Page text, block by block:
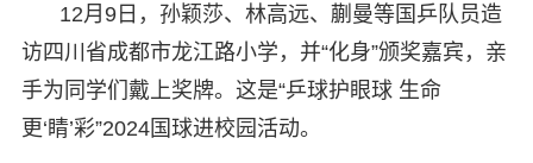
12月9日，孙颖莎、林高远、蒯曼等国乒队员造
访四川省成都市龙江路小学，并“化身”颁奖嘉宾，亲
手为同学们戴上奖牌。这是“乒球护眼球 生命
更‘睛’彩”2024国球进校园活动。